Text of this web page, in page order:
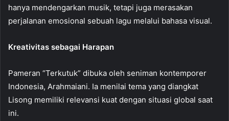
hanya mendengarkan musik, tetapi juga merasakan
perjalanan emosional sebuah lagu melalui bahasa visual.
Kreativitas sebagai Harapan
Pameran “Terkutuk” dibuka oleh seniman kontemporer
Indonesia, Arahmaiani. Ia menilai tema yang diangkat
Lisong memiliki relevansi kuat dengan situasi global saat
ini.